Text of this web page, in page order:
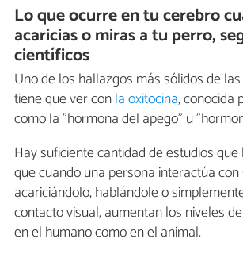
Lo que ocurre en tu cerebro
acaricias o miras a tu perro,
científicos
Uno de los hallazgos más sólidos de
tiene que ver conla oxitocina, conocida
como la "hormona del apego" u
Hay suficiente cantidad de estudios
que cuando una persona interactúa
acariciándolo, hablándole o
contacto visual, aumentan los niveles
en el humano como en el animal.